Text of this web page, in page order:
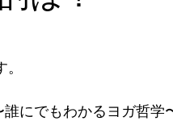
にでもわかるヨガ哲学